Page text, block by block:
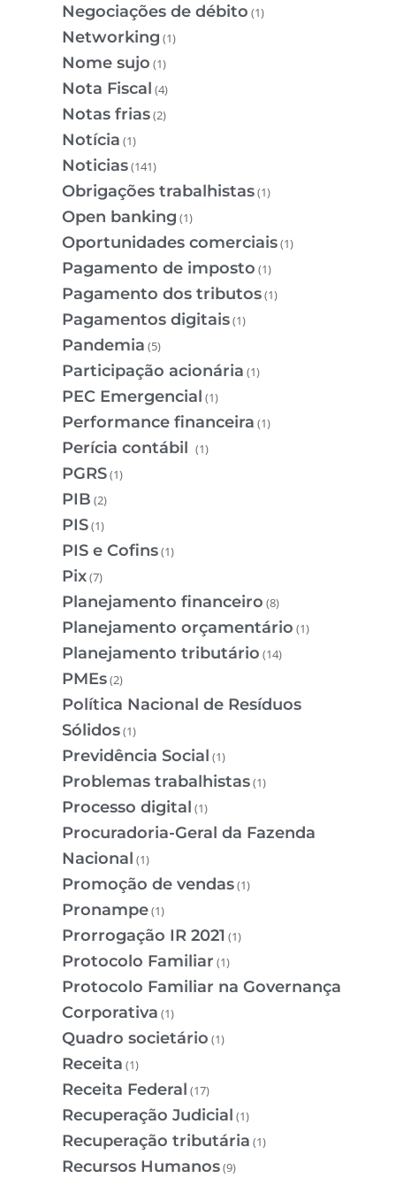
Negociações de débito (1)
Networking (1)
Nome sujo (1)
Nota Fiscal (4)
Notas frias(2)
Notícia (1)
Noticias(141)
Obrigações trabalhistas(1)
Open banking (1)
Oportunidades comerciais(1)
Pagamento de imposto (1)
Pagamento dos tributos(1)
Pagamentos digitais(1)
Pandemia (5)
Participação acionária (1)
PEC Emergencial (1)
Performance financeira (1)
Perícia contábil (1)
PGRS(1)
PIB (2)
PIS(1)
PIS e Cofins(1)
Pix(7)
Planejamento financeiro (8)
Planejamento orçamentário (1)
Planejamento tributário (14)
PMEs(2)
Política Nacional de Resíduos
Sólidos(1)
Previdência Social (1)
Problemas trabalhistas(1)
Processo digital (1)
Procuradoria-Geral da Fazenda
Nacional (1)
Promoção de vendas(1)
Pronampe(1)
Prorrogação IR 2021 (1)
Protocolo Familiar (1)
Protocolo Familiar na Governança
Corporativa (1)
Quadro societário (1)
Receita (1)
Receita Federal (17)
Recuperação Judicial (1)
Recuperação tributária (1)
Recursos Humanos(9)